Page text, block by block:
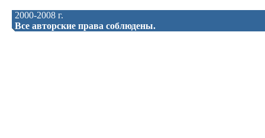
2000-2008 г.
Все авторские права соблюдены.